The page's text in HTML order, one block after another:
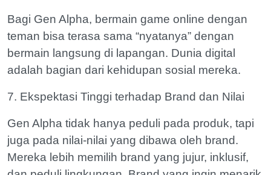
Bagi Gen Alpha, bermain game online dengan
teman bisa terasa sama “nyatanya” dengan
bermain langsung di lapangan. Dunia digital
adalah bagian dari kehidupan sosial mereka.
7. Ekspektasi Tinggi terhadap Brand dan Nilai
Gen Alpha tidak hanya peduli pada produk, tapi
juga pada nilai-nilai yang dibawa oleh brand.
Mereka lebih memilih brand yang jujur, inklusif,